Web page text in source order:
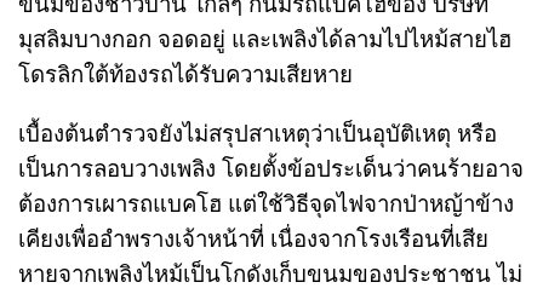
มุสลิมบางกอก จอดอยู่ และเพลิงได้ลามไปไหม้สายไฮ
โดรลิกใต้ท้องรถได้รับความเสียหาย
เบื้องต้นตำรวจยังไม่สรุปสาเหตุว่าเป็นอุบัติเหตุ หรือ
เป็นการลอบวางเพลิง โดยตั้งข้อประเด็นว่าคนร้ายอาจ
ต้องการเผารถแบคโฮ แต่ใช้วิธีจุดไฟจากป่าหญ้าข้าง
เคียงเพื่ออำพรางเจ้าหน้าที่ เนื่องจากโรงเรือนที่เสีย
หายจากเพลิงไหม้เป็นโกดังเก็บขนมของประชาชน ไม่